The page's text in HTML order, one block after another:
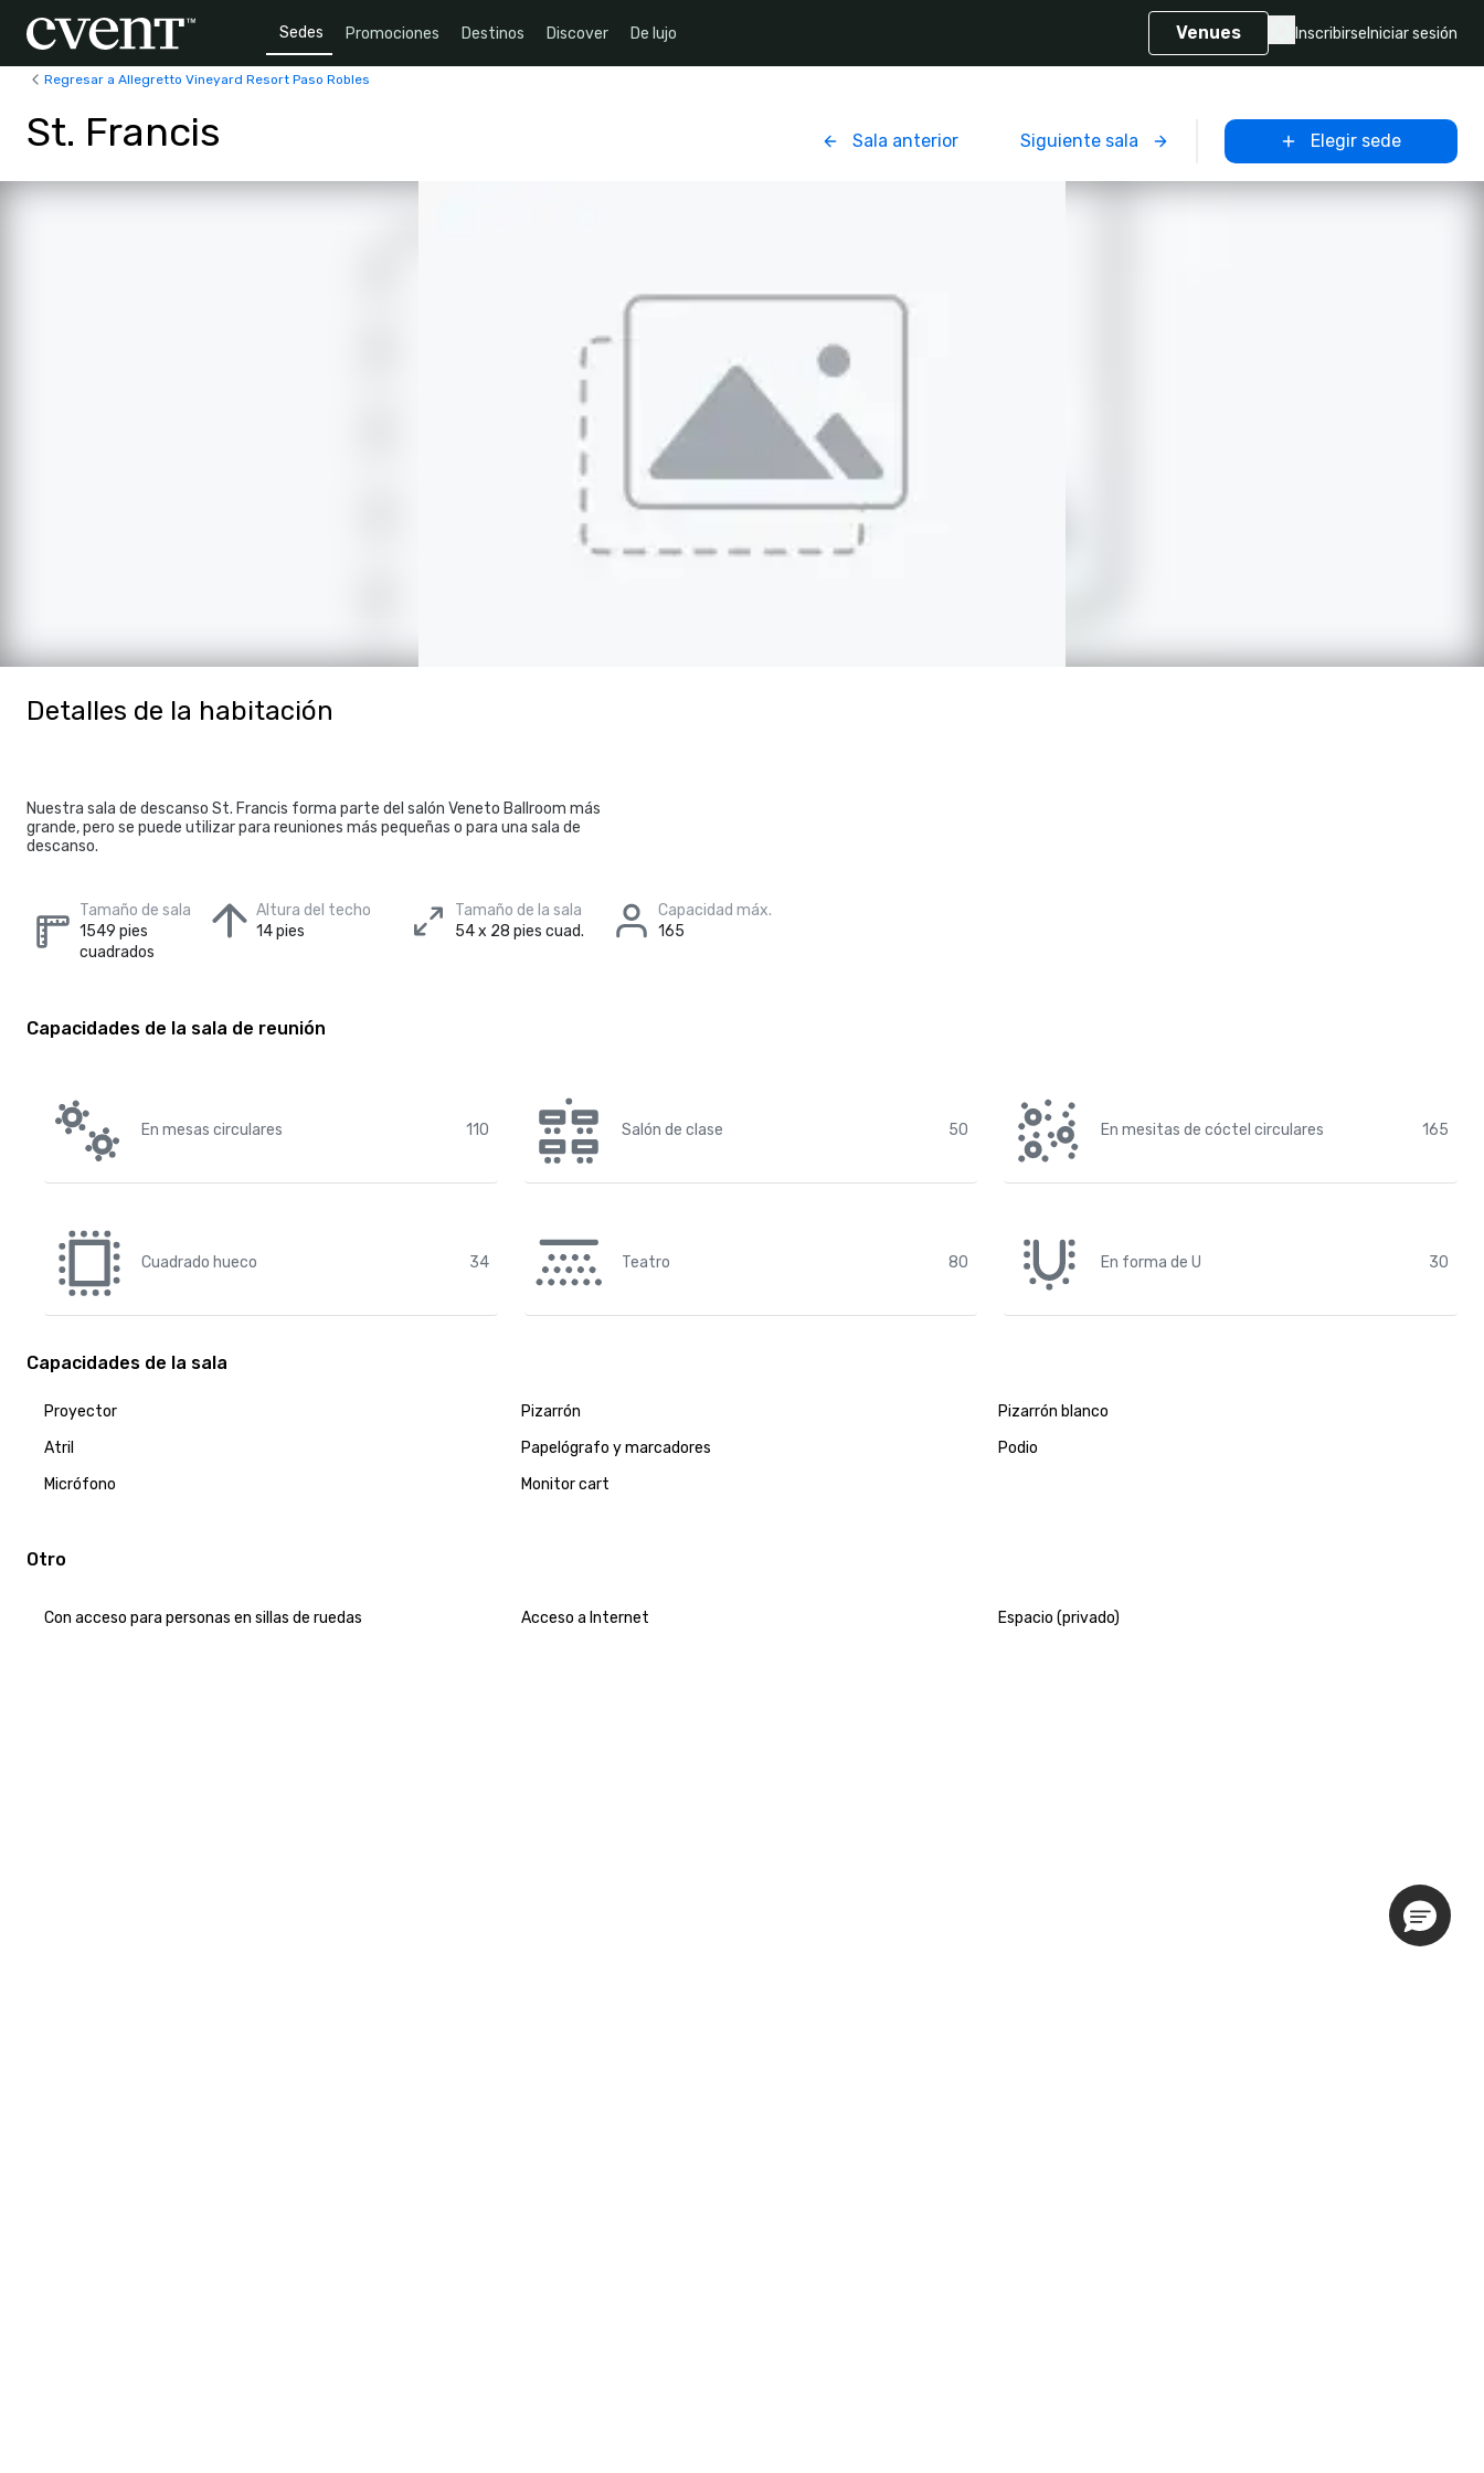
Sedes Promociones Destinos Discover De lujo Venues Inscribirse Iniciar sesión
Regresar a Allegretto Vineyard Resort Paso Robles
St. Francis Sala anterior Siguiente sala Elegir sede
Detalles de la habitación
Nuestra sala de descanso St. Francis forma parte del salón Veneto Ballroom más
grande, pero se puede utilizar para reuniones más pequeñas o para una sala de
descanso.
Tamaño de sala
1549 pies
cuadrados
Altura del techo
14 pies
Tamaño de la sala
54 x 28 pies cuad.
Capacidad máx.
165
Capacidades de la sala de reunión
En mesas circulares 110 Salón de clase 50 En mesitas de cóctel circulares 165
Cuadrado hueco 34 Teatro 80 En forma de U 30
Capacidades de la sala
Proyector Pizarrón
Pizarrón blanco
Atril
Papelógrafo y marcadores
Podio
Micrófono
Monitor cart
Otro
Con acceso para personas en sillas de ruedas Acceso a Internet Espacio (privado)